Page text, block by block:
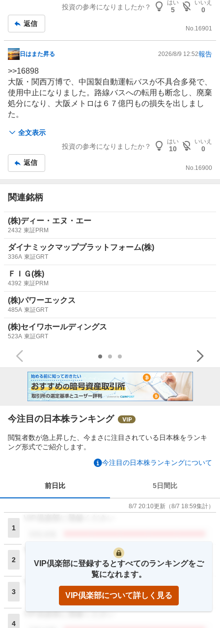
記
事
投資の参考になりましたか？
はい
5
いいえ
0
返信
No.16901
掲
示
板
記
事
日はまた昇る 2026/8/9 12:52報告
全文表示
>>16898
大阪・関西万博で、 中国製自動運転バスが不具合多発で、
使用中止になりました。路線バスへの転用も断念し、廃棄
処分になり、大阪メトロは６７億円もの損失を出しまし
た。
転車両に対しては、簡単には許認可が下りないように思い
それに比べて
績があります。
とも戦略的パートナーシップを結ん
で共同開発しています。
投資の参考になりましたか？
はい
10
いいえ
0
返信
No.16900
関連銘柄
(株)ディー・エヌ・エー
2432 東証PRM
ダイナミックマッププラットフォーム(株)
336A 東証GRT
ＦＩＧ(株)
4392 東証PRM
(株)パワーエックス
485A 東証GRT
(株)セイワホールディングス
523A 東証GRT
今注目の日本株ランキング
閲覧者数が急上昇した、今まさに注目されている日本株をランキ
ング形式でご紹介します。
今注目の日本株ランキングについて
前日比 5日間比
8/7 20:10更新 （8/7 18:59集計）
1
2
VIP倶楽部に登録ください
閲覧者数
3
4
VIP倶楽部に登録ください
VIP倶楽部に登録するとすべてのランキングをご
覧になれます。
VIP倶楽部について詳しく見る